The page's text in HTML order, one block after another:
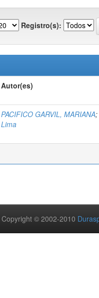
Registro(s):
Autor(es)
PACIFICO GARVIL, MARIANA;
Lima
Copyright © 2002-2010